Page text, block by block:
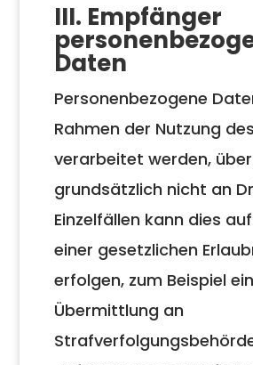
III. Empfänger
Daten
Personenbezogene
Rahmen der Nutzung
verarbeitet werden,
grundsätzlich nicht an
Einzelfällen kann dies
einer gesetzlichen
erfolgen, zum Beispiel
Übermittlung an